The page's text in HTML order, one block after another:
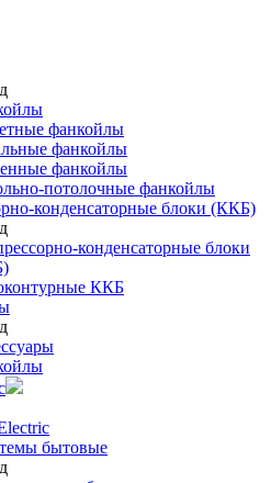
фанкойлы
фанкойлы
фанкойлы
потолочные фанкойлы
конденсаторные блоки (ККБ)
конденсаторные блоки
ККБ
бытовые